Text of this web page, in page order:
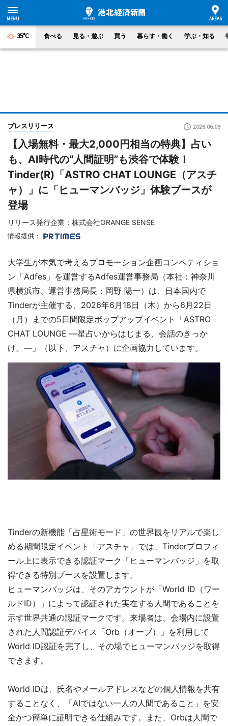
35°C 食べる 見る・遊ぶ 買う 暮らす・働く 学ぶ・知る
プレスリリース 2026.06.09
【入場無料・最大2,000円相当の特典】占い
も、AI時代の“人間証明”も渋谷で体験！
Tinder(R)「ASTRO CHAT LOUNGE（アスチ
ャ）」に「ヒューマンバッジ」体験ブースが
登場
リリース発行企業：株式会社ORANGE SENSE
情報提供：
大学生が本気で考えるプロモーション企画コンペティショ
ン「Adfes」を運営するAdfes運営事務局（本社：神奈川
県横浜市、運営事務局長：岡野 陽一）は、日本国内で
Tinderが主催する、2026年6月18日（木）から6月22日
（月）までの5日間限定ポップアップイベント「ASTRO
CHAT LOUNGE ―星占いからはじまる、会話のきっか
け。―」（以下、アスチャ）に企画協力しています。
Tinderの新機能「占星術モード」の世界観をリアルで楽し
める期間限定イベント「アスチャ」では、Tinderプロフィ
ール上に表示できる認証マーク「ヒューマンバッジ」を取
得できる特別ブースを設置します。
ヒューマンバッジは、そのアカウントが「World ID（ワー
ルドID）」によって認証された実在する人間であることを
示す世界共通の認証マークです。来場者は、会場内に設置
された人間認証デバイス「Orb（オーブ）」を利用して
World ID認証を完了し、その場でヒューマンバッジを取得
できます。
World IDは、氏名やメールアドレスなどの個人情報を共有
することなく、「AIではない一人の人間であること」を安
全かつ簡単に証明できる仕組みです。また、Orbは人間で